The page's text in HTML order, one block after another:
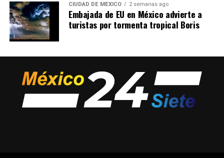
CIUDAD DE MÉXICO 2 semanas ago
Embajada de EU en México advierte a
turistas por tormenta tropical Boris